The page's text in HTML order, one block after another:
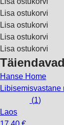
Lisa ostukorvi
Lisa ostukorvi
Lisa ostukorvi
Lisa ostukorvi
Hanse Home
Libisemisvastane
(1)
Laos